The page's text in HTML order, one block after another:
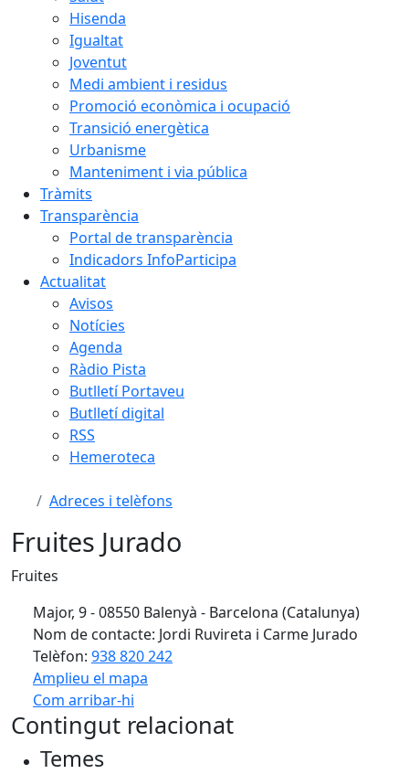
Hisenda
Igualtat
Joventut
Medi ambient i residus
Promoció econòmica i ocupació
Transició energètica
Urbanisme
Manteniment i via pública
Tràmits
Transparència
Portal de transparència
Indicadors InfoParticipa
Actualitat
Avisos
Notícies
Agenda
Ràdio Pista
Butlletí Portaveu
Butlletí digital
RSS
Hemeroteca
Adreces i telèfons
Fruites Jurado
Fruites
Major, 9 - 08550 Balenyà - Barcelona (Catalunya)
Nom de contacte: Jordi Ruvireta i Carme Jurado
Telèfon: 938 820 242
Amplieu el mapa
Com arribar-hi
+
Contingut relacionat
Temes